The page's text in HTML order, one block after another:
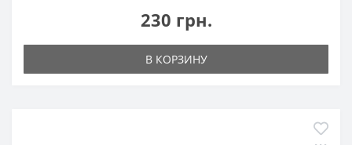
230 грн.
В КОРЗИНУ